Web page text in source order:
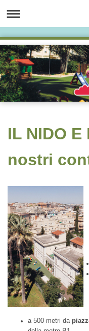
IL NIDO E
nostri
a 500 metri da